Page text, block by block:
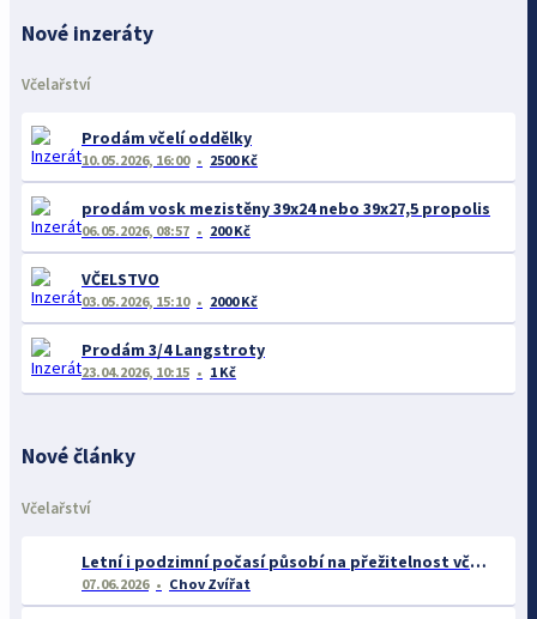
Nové inzeráty
Včelařství
Prodám včelí oddělky
10.05.2026, 16:00 2500 Kč
prodám vosk mezistěny 39x24 nebo 39x27,5 propolis
06.05.2026, 08:57 200 Kč
VČELSTVO
03.05.2026, 15:10 2000 Kč
Prodám 3/4 Langstroty
23.04.2026, 10:15 1 Kč
Nové články
Včelařství
Letní i podzimní počasí působí na přežitelnost včelstev
07.06.2026 Chov Zvířat